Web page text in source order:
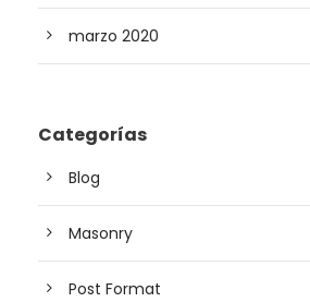
marzo 2020
Categorías
Blog
Masonry
Post Format